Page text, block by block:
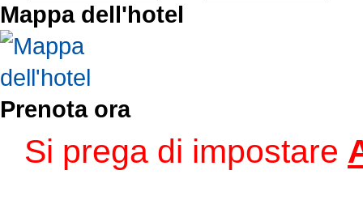
Mappa dell'hotel
Prenota ora
Si prega di impostare